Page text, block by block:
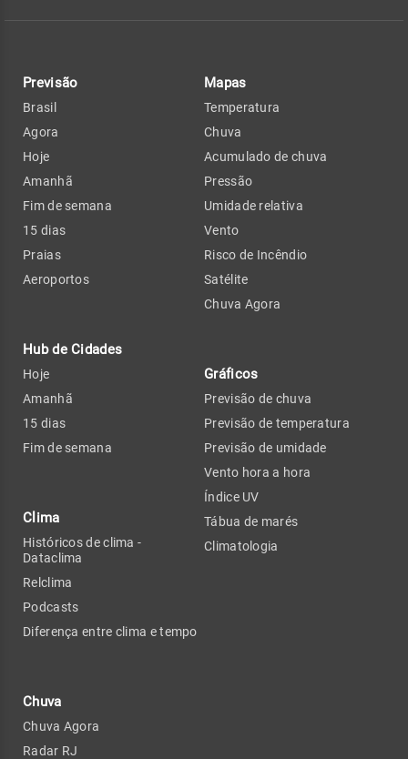
Previsão
Brasil
Agora
Hoje
Amanhã
Fim de semana
15 dias
Praias
Aeroportos
Hub de Cidades
Hoje
Amanhã
15 dias
Fim de semana
Clima
Históricos de clima -
Dataclima
Relclima
Podcasts
Diferença entre clima e tempo
Chuva
Chuva Agora
Radar RJ
Mapas
Temperatura
Chuva
Acumulado de chuva
Pressão
Umidade relativa
Vento
Risco de Incêndio
Satélite
Chuva Agora
Gráficos
Previsão de chuva
Previsão de temperatura
Previsão de umidade
Vento hora a hora
Índice UV
Tábua de marés
Climatologia